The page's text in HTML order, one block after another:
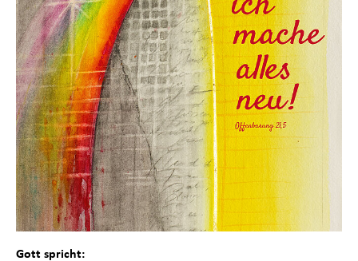
Gott spricht: